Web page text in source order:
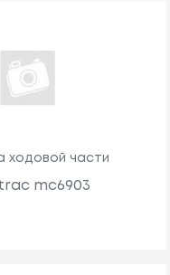
ходовой части
mc6903